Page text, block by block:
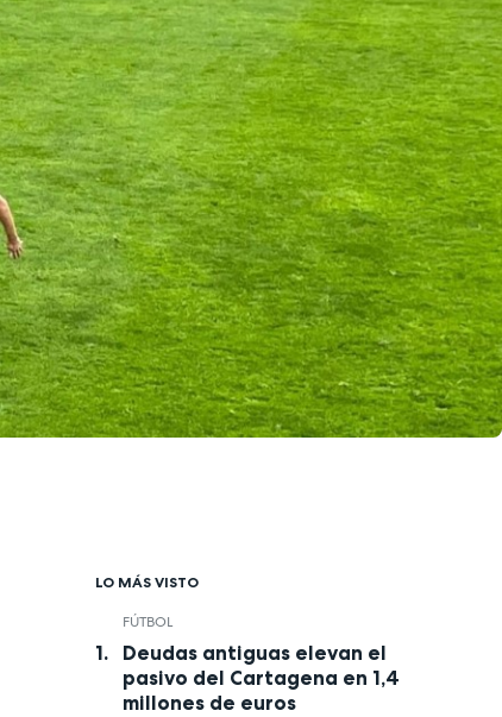
LO MÁS VISTO
FÚTBOL
Deudas antiguas elevan el
pasivo del Cartagena en 1,4
millones de euros